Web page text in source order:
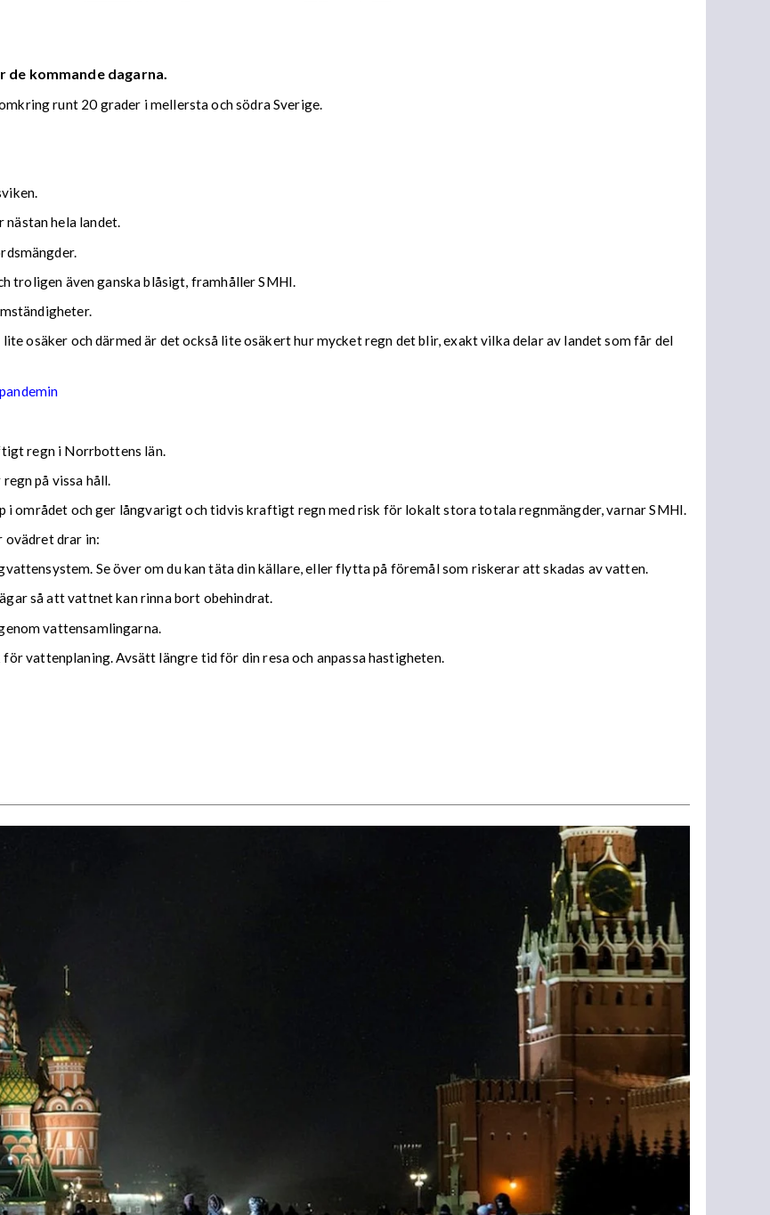
kommande dagarna.
runt 20 grader i mellersta och södra Sverige.
hela landet.
troligen även ganska blåsigt, framhåller SMHI.
osäker och därmed är det också lite osäkert hur mycket regn det blir, exakt vilka delar av landet som får del
regn i Norrbottens län.
på vissa håll.
i området och ger långvarigt och tidvis kraftigt regn med risk för lokalt stora totala regnmängder, varnar SMHI.
ovädret drar in:
Se över om du kan täta din källare, eller flytta på föremål som riskerar att skadas av vatten.
så att vattnet kan rinna bort obehindrat.
vattensamlingarna.
vattenplaning. Avsätt längre tid för din resa och anpassa hastigheten.